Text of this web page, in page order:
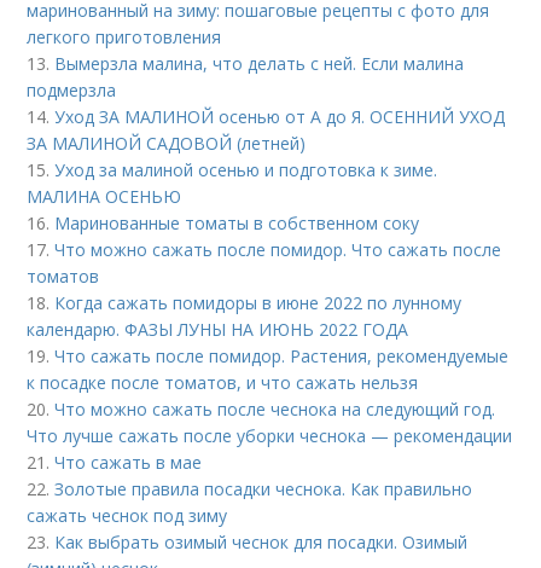
маринованный на зиму: пошаговые рецепты с фото для
легкого приготовления
13. Вымерзла малина, что делать с ней. Если малина
подмерзла
14.Уход ЗА МАЛИНОЙ осенью от А до Я. ОСЕННИЙ УХОД
ЗА МАЛИНОЙ САДОВОЙ (летней)
15.Уход за малиной осенью и подготовка к зиме.
МАЛИНА ОСЕНЬЮ
16. Маринованные томаты в собственном соку
17.Что можно сажать после помидор. Что сажать после
томатов
18. Когда сажать помидоры в июне 2022 по лунному
календарю. ФАЗЫ ЛУНЫ НА ИЮНЬ 2022 ГОДА
19.Что сажать после помидор. Растения, рекомендуемые
к посадке после томатов, и что сажать нельзя
20.Что можно сажать после чеснока на следующий год.
Что лучше сажать после уборки чеснока — рекомендации
21.Что сажать в мае
22.Золотые правила посадки чеснока. Как правильно
сажать чеснок под зиму
23. Как выбрать озимый чеснок для посадки. Озимый